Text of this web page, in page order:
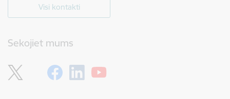
Visi kontakti
Sekojiet mums